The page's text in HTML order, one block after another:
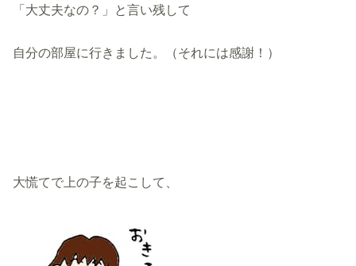
「大丈夫なの？」と言い残して
自分の部屋に行きました。（それには感謝！）
大慌てで上の子を起こして、